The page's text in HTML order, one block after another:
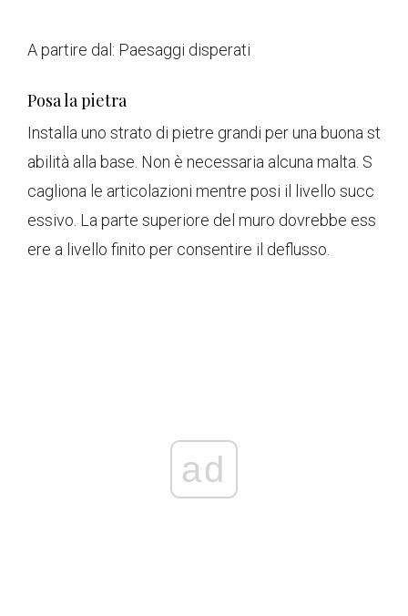
A partire dal: Paesaggi disperati
Posa la pietra
Installa uno strato di pietre grandi per una buona st
abilità alla base. Non è necessaria alcuna malta. S
cagliona le articolazioni mentre posi il livello succ
essivo. La parte superiore del muro dovrebbe ess
ere a livello finito per consentire il deflusso.
ad